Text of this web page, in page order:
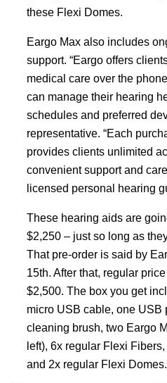
these Flexi Domes.
Eargo Max also includes
support. “Eargo offers
medical care over the
can manage their hearing
schedules and preferred
representative. “Each
provides clients unlimited
convenient support and
licensed personal hearing
These hearing aids are
$2,250 – just so long as
That pre-order is said by
15th. After that, regular
$2,500. The box you get
micro USB cable, one USB
cleaning brush, two Eargo
left), 6x regular Flexi
and 2x regular Flexi Domes.